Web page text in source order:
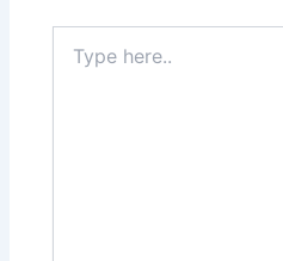
here..